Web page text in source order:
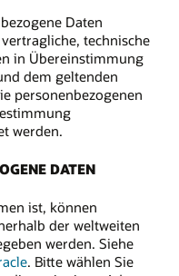
Daten
technische
in Übereinstimmung
dem geltenden
personenbezogenen
werden.
DATEN
ist, können
der weltweiten
werden. Siehe
. Bitte wählen Sie